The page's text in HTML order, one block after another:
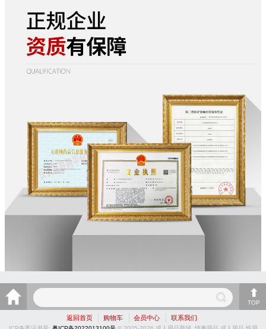
TOP
返回首页 购物车 会员中心 联系我们